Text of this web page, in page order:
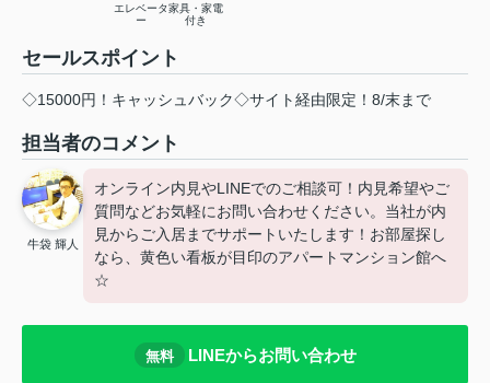
エレベータ
ー
家具・家電
付き
セールスポイント
◇15000円！キャッシュバック◇サイト経由限定！8/末まで
担当者のコメント
牛袋 輝人
オンライン内見やLINEでのご相談可！内見希望やご
質問などお気軽にお問い合わせください。当社が内
見からご入居までサポートいたします！お部屋探し
なら、黄色い看板が目印のアパートマンション館へ
☆
無料 LINEからお問い合わせ